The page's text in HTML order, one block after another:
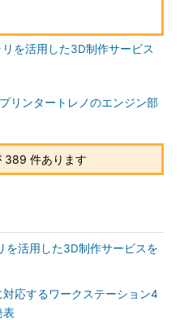
を活用した3D制作サービス
リンタートレノのエンジン部
389 件あります
を活用した3D制作サービスを
応するワークステーション4
表